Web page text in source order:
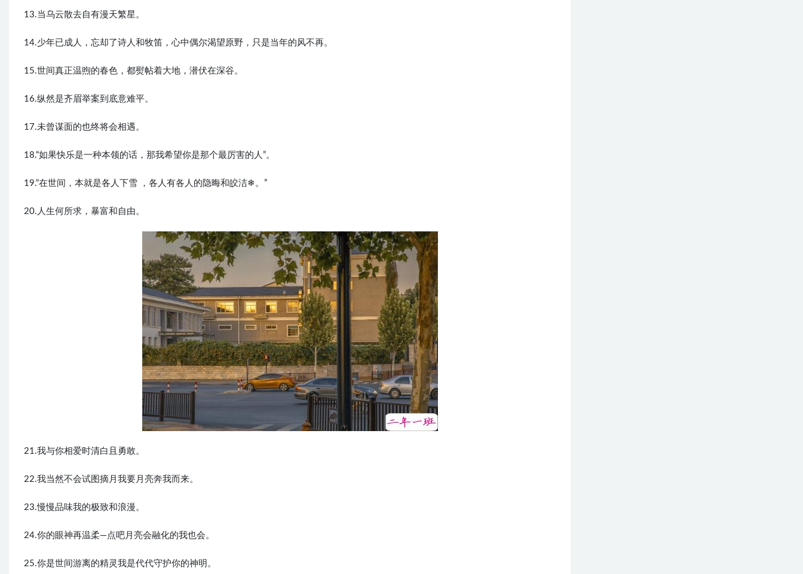
13.当乌云散去自有漫天繁星。
14.少年已成人，忘却了诗人和牧笛，心中偶尔渴望原野，只是当年的风不再。
15.世间真正温煦的春色，都熨帖着大地，潜伏在深谷。
16.纵然是齐眉举案到底意难平。
17.未曾谋面的也终将会相遇。
18.“如果快乐是一种本领的话，那我希望你是那个最厉害的人”。
19.“在世间，本就是各人下雪 ，各人有各人的隐晦和皎洁❄。”
20.人生何所求，暴富和自由。
21.我与你相爱时清白且勇敢。
22.我当然不会试图摘月我要月亮奔我而来。
23.慢慢品味我的极致和浪漫。
24.你的眼神再温柔—点吧月亮会融化的我也会。
25.你是世间游离的精灵我是代代守护你的神明。